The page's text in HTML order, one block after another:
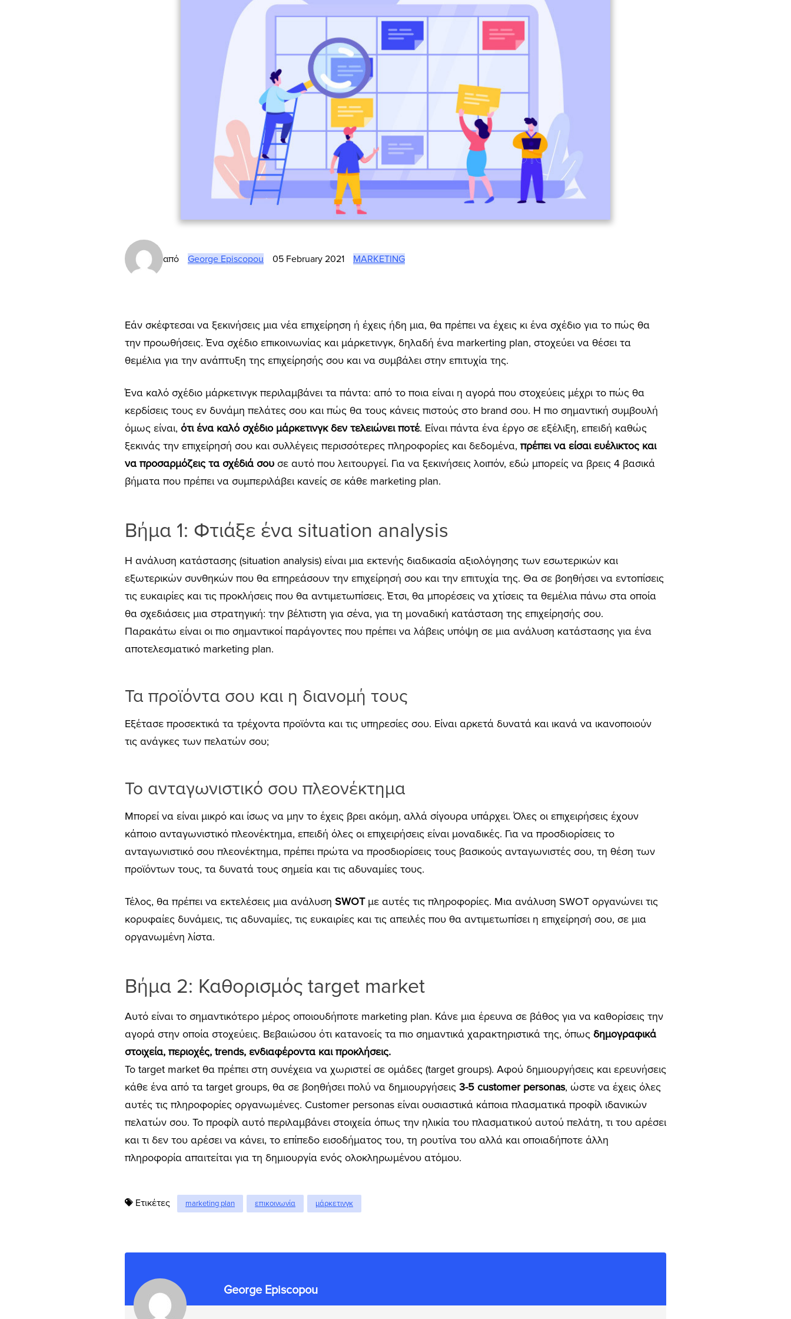
από George Episcopou 05 February 2021 MARKETING
Εάν σκέφτεσαι να ξεκινήσεις μια νέα επιχείρηση ή έχεις ήδη μια, θα πρέπει να έχεις κι ένα σχέδιο για το πώς θα
την προωθήσεις. Ένα σχέδιο επικοινωνίας και μάρκετινγκ, δηλαδή ένα markerting plan, στοχεύει να θέσει τα
θεμέλια για την ανάπτυξη της επιχείρησής σου και να συμβάλει στην επιτυχία της.
Ένα καλό σχέδιο μάρκετινγκ περιλαμβάνει τα πάντα: από το ποια είναι η αγορά που στοχεύεις μέχρι το πώς θα
κερδίσεις τους εν δυνάμη πελάτες σου και πώς θα τους κάνεις πιστούς στο brand σου. Η πιο σημαντική συμβουλή
όμως είναι, ότι ένα καλό σχέδιο μάρκετινγκ δεν τελειώνει ποτέ. Eίναι πάντα ένα έργο σε εξέλιξη, επειδή καθώς
ξεκινάς την επιχείρησή σου και συλλέγεις περισσότερες πληροφορίες και δεδομένα, πρέπει να είσαι ευέλικτος και
να προσαρμόζεις τα σχέδιά σου σε αυτό που λειτουργεί. Για να ξεκινήσεις λοιπόν, εδώ μπορείς να βρεις 4 βασικά
βήματα που πρέπει να συμπεριλάβει κανείς σε κάθε marketing plan.
Βήμα 1: Φτιάξε ένα situation analysis
H ανάλυση κατάστασης (situation analysis) είναι μια εκτενής διαδικασία αξιολόγησης των εσωτερικών και
εξωτερικών συνθηκών που θα επηρεάσουν την επιχείρησή σου και την επιτυχία της. Θα σε βοηθήσει να εντοπίσεις
τις ευκαιρίες και τις προκλήσεις που θα αντιμετωπίσεις. Έτσι, θα μπορέσεις να χτίσεις τα θεμέλια πάνω στα οποία
θα σχεδιάσεις μια στρατηγική: την βέλτιστη για σένα, για τη μοναδική κατάσταση της επιχείρησής σου.
Παρακάτω είναι οι πιο σημαντικοί παράγοντες που πρέπει να λάβεις υπόψη σε μια ανάλυση κατάστασης για ένα
αποτελεσματικό marketing plan.
Τα προϊόντα σου και η διανομή τους
Εξέτασε προσεκτικά τα τρέχοντα προϊόντα και τις υπηρεσίες σου. Είναι αρκετά δυνατά και ικανά να ικανοποιούν
τις ανάγκες των πελατών σου;
Το ανταγωνιστικό σου πλεονέκτημα
Μπορεί να είναι μικρό και ίσως να μην το έχεις βρει ακόμη, αλλά σίγουρα υπάρχει. Όλες οι επιχειρήσεις έχουν
κάποιο ανταγωνιστικό πλεονέκτημα, επειδή όλες οι επιχειρήσεις είναι μοναδικές. Για να προσδιορίσεις το
ανταγωνιστικό σου πλεονέκτημα, πρέπει πρώτα να προσδιορίσεις τους βασικούς ανταγωνιστές σου, τη θέση των
προϊόντων τους, τα δυνατά τους σημεία και τις αδυναμίες τους.
Τέλος, θα πρέπει να εκτελέσεις μια ανάλυση SWOTμε αυτές τις πληροφορίες. Μια ανάλυση SWOT οργανώνει τις
κορυφαίες δυνάμεις, τις αδυναμίες, τις ευκαιρίες και τις απειλές που θα αντιμετωπίσει η επιχείρησή σου, σε μια
οργανωμένη λίστα.
Βήμα 2: Καθορισμός target market
Αυτό είναι το σημαντικότερο μέρος οποιουδήποτε marketing plan. Κάνε μια έρευνα σε βάθος για να καθορίσεις την
αγορά στην οποία στοχεύεις. Βεβαιώσου ότι κατανοείς τα πιο σημαντικά χαρακτηριστικά της, όπως δημογραφικά
στοιχεία, περιοχές, trends, ενδιαφέροντα και προκλήσεις.
Το target market θα πρέπει στη συνέχεια να χωριστεί σε ομάδες (target groups). Αφού δημιουργήσεις και ερευνήσεις
κάθε ένα από τα target groups, θα σε βοηθήσει πολύ να δημιουργήσεις 3-5 customer personas, ώστε να έχεις όλες
αυτές τις πληροφορίες οργανωμένες. Customer personas είναι ουσιαστικά κάποια πλασματικά προφίλ ιδανικών
πελατών σου. Το προφίλ αυτό περιλαμβάνει στοιχεία όπως την ηλικία του πλασματικού αυτού πελάτη, τι του αρέσει
και τι δεν του αρέσει να κάνει, το επίπεδο εισοδήματος του, τη ρουτίνα του αλλά και οποιαδήποτε άλλη
πληροφορία απαιτείται για τη δημιουργία ενός ολοκληρωμένου ατόμου.
Ετικέτες marketing plan επικοινωνία μάρκετινγκ
George Episcopou